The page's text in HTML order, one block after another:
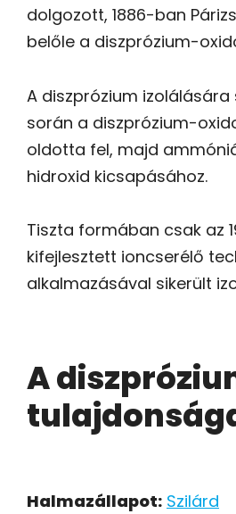
dolgozott, 1886-ban
belőle a diszprózium-
A diszprózium
során a diszprózium-
oldotta fel, majd
hidroxid kicsapásához.
Tiszta formában csak az
kifejlesztett ioncserélő
alkalmazásával sikerült
A
Halmazállapot: Szilárd